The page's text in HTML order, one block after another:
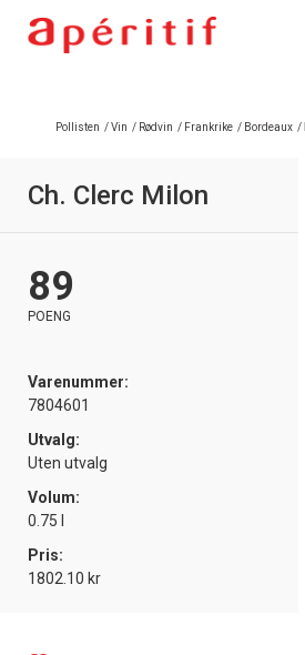
Pollisten /Vin / Rødvin / Frankrike / Bordeaux /
Ch. Clerc Milon
89
POENG
Varenummer:
7804601
Utvalg:
Uten utvalg
Volum:
0.75 l
Pris:
1802.10 kr